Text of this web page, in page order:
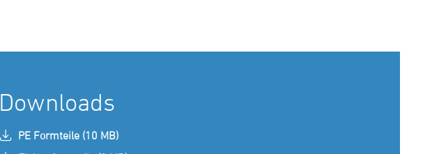
Downloads
PE Formteile (10 MB)